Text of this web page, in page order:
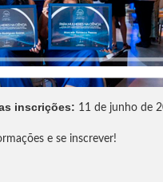
inscrições: 11 de junho de
e se inscrever!